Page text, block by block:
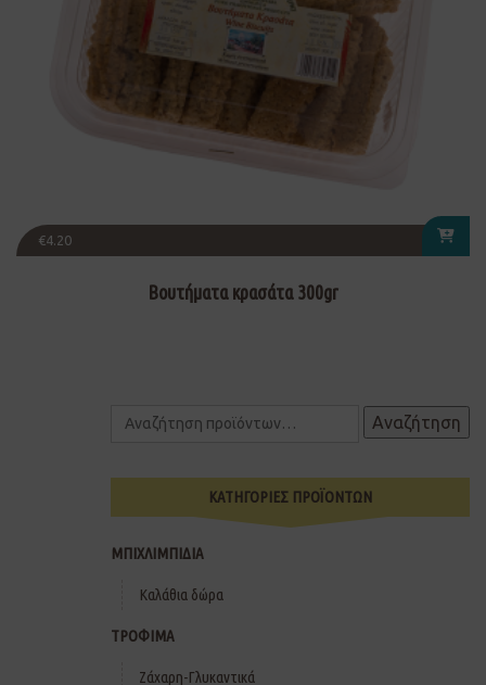
€4.20
Βουτήματα κρασάτα 300gr
Αναζήτηση
ΚΑΤΗΓΟΡΙΕΣ ΠΡΟΪΟΝΤΩΝ
ΜΠΙΧΛΙΜΠΙΔΙΑ
Καλάθια δώρα
ΤΡΟΦΙΜΑ
Ζάχαρη-Γλυκαντικά